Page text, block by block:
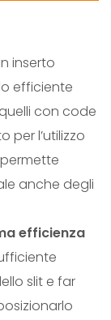
inserto
efficiente
con code
per l’utilizzo
anche degli
efficienza
slit e far